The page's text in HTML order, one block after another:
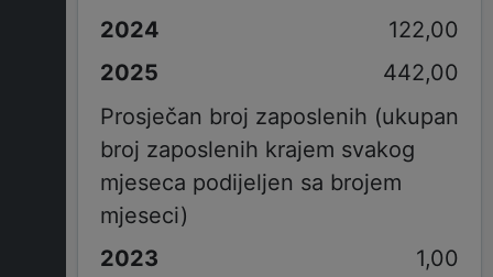
122,00
442,00
Prosječan broj zaposlenih (ukupan
broj zaposlenih krajem svakog
mjeseca podijeljen sa brojem
mjeseci)
1,00